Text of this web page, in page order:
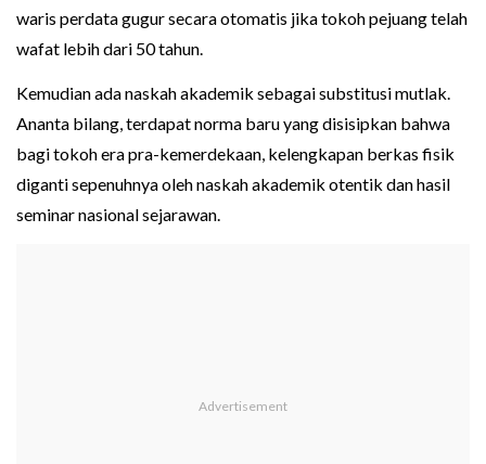
waris perdata gugur secara otomatis jika tokoh pejuang telah
wafat lebih dari 50 tahun.
Kemudian ada naskah akademik sebagai substitusi mutlak.
Ananta bilang, terdapat norma baru yang disisipkan bahwa
bagi tokoh era pra-kemerdekaan, kelengkapan berkas fisik
diganti sepenuhnya oleh naskah akademik otentik dan hasil
seminar nasional sejarawan.